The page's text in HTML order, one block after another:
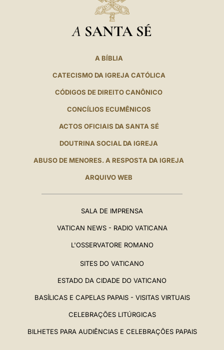
A SANTA SÉ
A BÍBLIA
CATECISMO DA IGREJA CATÓLICA
CÓDIGOS DE DIREITO CANÔNICO
CONCÍLIOS ECUMÊNICOS
ACTOS OFICIAIS DA SANTA SÉ
DOUTRINA SOCIAL DA IGREJA
ABUSO DE MENORES. A RESPOSTA DA IGREJA
ARQUIVO WEB
SALA DE IMPRENSA
VATICAN NEWS - RADIO VATICANA
L'OSSERVATORE ROMANO
SITES DO VATICANO
ESTADO DA CIDADE DO VATICANO
BASÍLICAS E CAPELAS PAPAIS - VISITAS VIRTUAIS
CELEBRAÇÕES LITÚRGICAS
BILHETES PARA AUDIÊNCIAS E CELEBRAÇÕES PAPAIS